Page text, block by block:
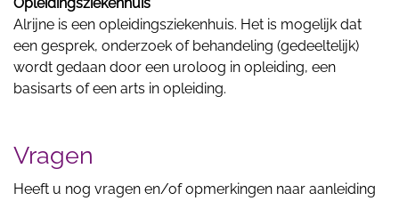
Alrijne is een opleidingsziekenhuis. Het is mogelijk dat
een gesprek, onderzoek of behandeling (gedeeltelijk)
wordt gedaan door een uroloog in opleiding, een
basisarts of een arts in opleiding.
Vragen
Heeft u nog vragen en/of opmerkingen naar aanleiding